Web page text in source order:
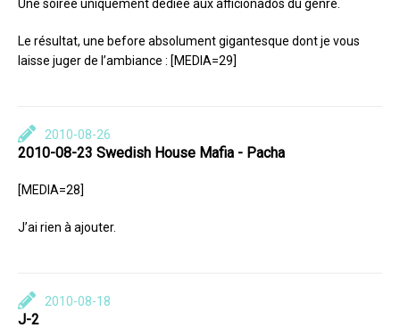
Une soirée uniquement dédiée aux afficionados du genre.
Le résultat, une before absolument gigantesque dont je vous
laisse juger de l’ambiance : [MEDIA=29]
2010-08-26
2010-08-23 Swedish House Mafia - Pacha
[MEDIA=28]
J’ai rien à ajouter.
2010-08-18
J-2